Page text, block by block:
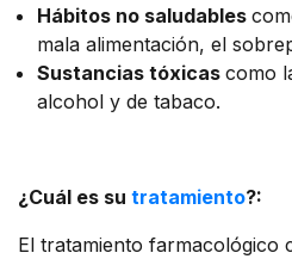
Hábitos no saludables
mala alimentación, el
Sustancias tóxicas como
alcohol y de tabaco.
¿Cuál es su tratamiento?:
El tratamiento farmacológico